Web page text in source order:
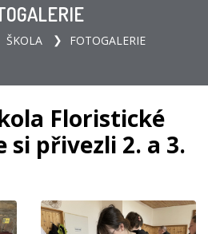
ŠKOLA FOTOGALERIE
Floristické
si přivezli 2. a 3.